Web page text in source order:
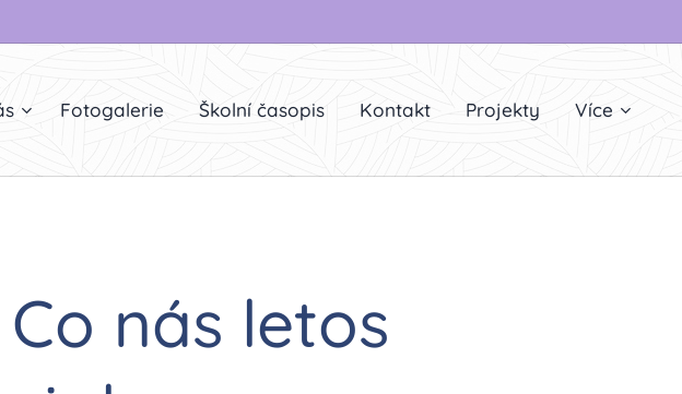
Fotogalerie Školní časopis Kontakt Projekty Více
nás letos